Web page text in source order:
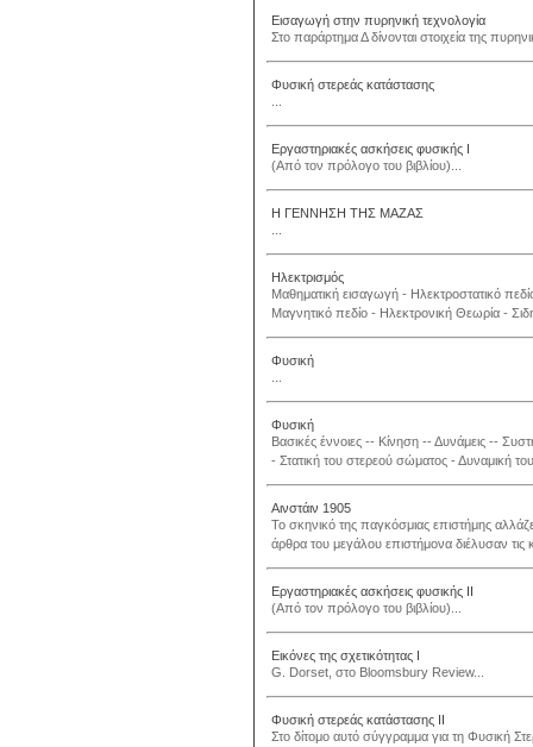
Εισαγωγή στην πυρηνική τεχνολογία
Στο παράρτημα Δ δίνονται στοιχεία της
Φυσική στερεάς κατάστασης
Εργαστηριακές ασκήσεις φυσικής Ι
(Από τον πρόλογο του βιβλίου)...
Η ΓΕΝΝΗΣΗ ΤΗΣ ΜΑΖΑΣ
Ηλεκτρισμός
Mαθηματική εισαγωγή - Hλεκτροστατικό
Mαγνητικό πεδίο - Hλεκτρονική Θεωρία -
Φυσική
Φυσική
Bασικές έννοιες -- Kίνηση -- Δυνάμεις --
- Στατική του στερεού σώματος - Δυναμική
Αινστάιν 1905
Το σκηνικό της παγκόσμιας επιστήμης
άρθρα του μεγάλου επιστήμονα διέλυσαν τις
Εργαστηριακές ασκήσεις φυσικής ΙΙ
(Από τον πρόλογο του βιβλίου)...
Εικόνες της σχετικότητας Ι
G. Dorset, στο Bloomsbury Review...
Φυσική στερεάς κατάστασης ΙΙ
Στο δίτομο αυτό σύγγραμμα για τη Φυσική